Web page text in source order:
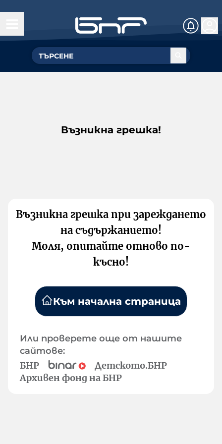
Възникна грешка!
Възникна грешка при зареждането
на съдържанието!
Моля, опитайте отново по-
късно!
Към начална страница
Или проверете още от нашите
сайтове:
БНР
Детското.БНР
Архивен фонд на БНР